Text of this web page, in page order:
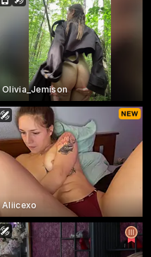
Olivia_Jemison
Aliicexo